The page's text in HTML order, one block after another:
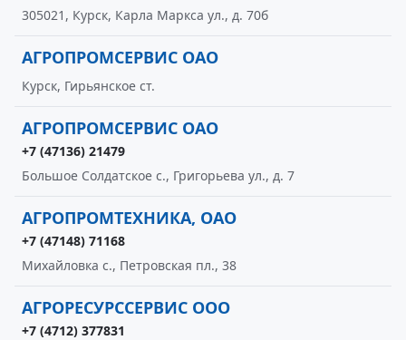
305021, Курск, Карла Маркса ул., д. 70б
АГРОПРОМСЕРВИС ОАО
Курск, Гирьянское ст.
АГРОПРОМСЕРВИС ОАО
+7 (47136) 21479
Большое Солдатское с., Григорьева ул., д. 7
АГРОПРОМТЕХНИКА, ОАО
+7 (47148) 71168
Михайловка с., Петровская пл., 38
АГРОРЕСУРССЕРВИС ООО
+7 (4712) 377831